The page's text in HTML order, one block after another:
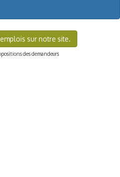
sur notre site.
des demandeurs